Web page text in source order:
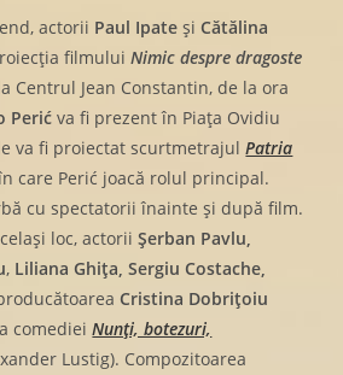
actorii Paul Ipate și Cătălina
filmuluiNimic despre dragoste
Centrul Jean Constantin, de la ora
Perić va fi prezent în Piața Ovidiu
va fi proiectat scurtmetrajulPatria
care Perić joacă rolul principal.
cu spectatorii înainte și după film.
loc, actoriiȘerban Pavlu,
, Liliana Ghița, Sergiu Costache,
Cristina Dobrițoiu
comedieiNunți, botezuri,
Lustig). Compozitoarea